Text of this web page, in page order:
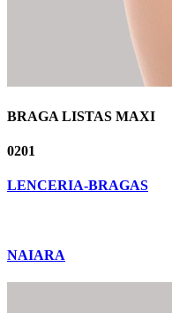
BRAGA LISTAS MAXI
0201
LENCERIA-BRAGAS
NAIARA